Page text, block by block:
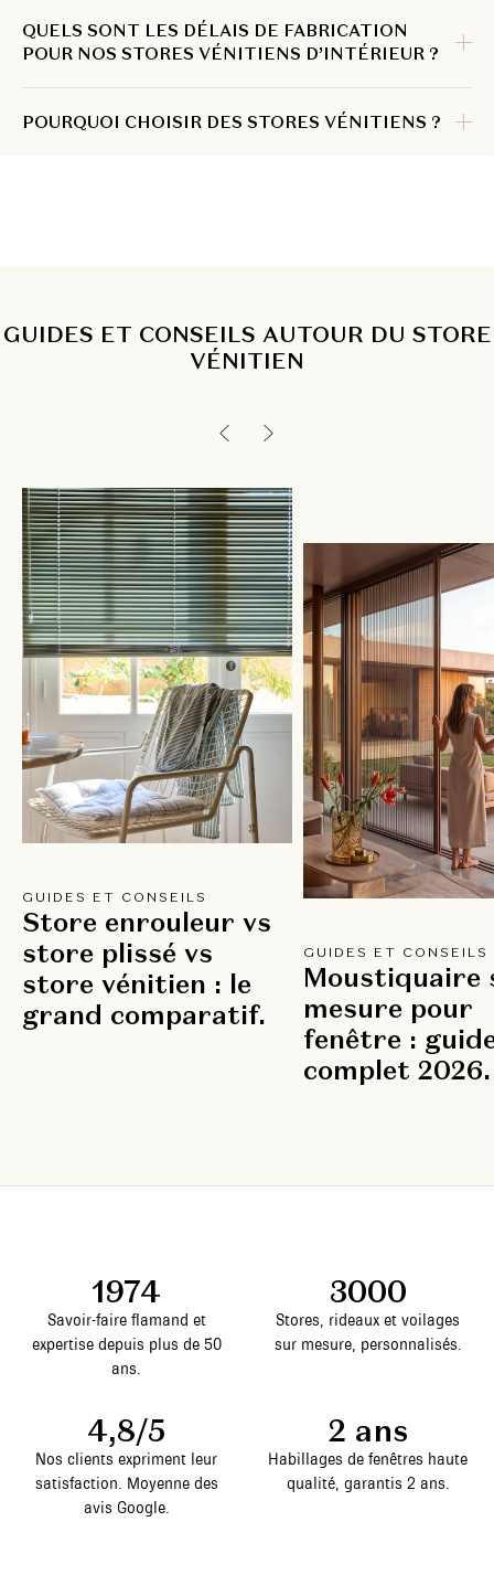
QUELS SONT LES DÉLAIS DE FABRICATION
POUR NOS STORES VÉNITIENS D’INTÉRIEUR ?
POURQUOI CHOISIR DES STORES VÉNITIENS ?
GUIDES ET CONSEILS AUTOUR DU STORE
VÉNITIEN
GUIDES ET CONSEILS
Store enrouleur vs
store plissé vs
store vénitien : le
grand comparatif.
GUIDES ET CONSEILS
Moustiquaire
mesure pour
fenêtre :
complet 2026.
1974
Savoir-faire flamand et
expertise depuis plus de 50
ans.
3000
Stores, rideaux et voilages
sur mesure, personnalisés.
4,8/5
Nos clients expriment leur
satisfaction. Moyenne des
avis Google.
2 ans
Habillages de fenêtres haute
qualité, garantis 2 ans.